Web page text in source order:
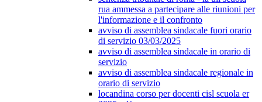
rua ammessa a partecipare alle riunioni per
l'informazione e il confronto
avviso di assemblea sindacale fuori orario
di servizio 03/03/2025
avviso di assemblea sindacale in orario di
servizio
avviso di assemblea sindacale regionale in
orario di servizio
locandina corso per docenti cisl scuola er